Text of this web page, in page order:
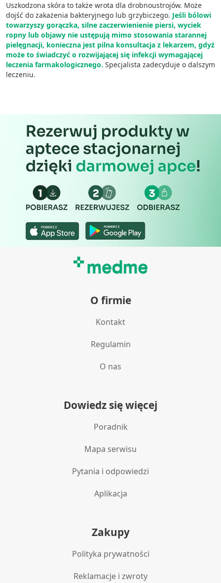
Uszkodzona skóra to także wrota dla drobnoustrojów. Może
dojść do zakażenia bakteryjnego lub grzybiczego. Jeśli bólowi
towarzyszy gorączka, silne zaczerwienienie piersi, wyciek
ropny lub objawy nie ustępują mimo stosowania starannej
pielęgnacji, konieczna jest pilna konsultacja z lekarzem, gdyż
może to świadczyć o rozwijającej się infekcji wymagającej
leczenia farmakologicznego. Specjalista zadecyduje o dalszym
leczeniu.
O firmie
Kontakt
Regulamin
O nas
Dowiedz się więcej
Poradnik
Mapa serwisu
Pytania i odpowiedzi
Aplikacja
Zakupy
Polityka prywatności
Reklamacje i zwroty